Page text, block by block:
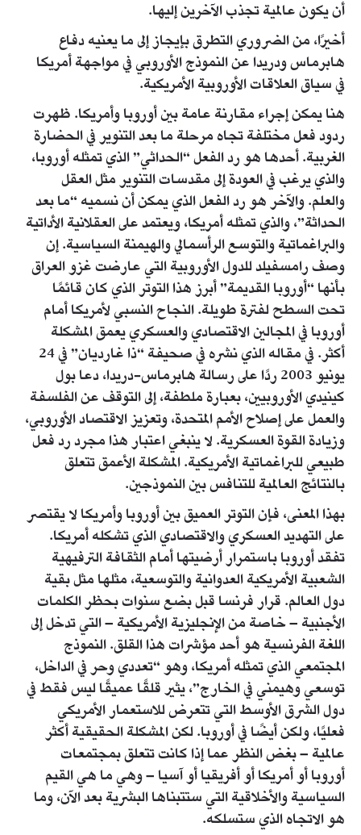
أن يكون عالمية تجذب الآخرين إليها.
أخيرًا، من الضروري التطرق بإيجاز إلى ما يعنيه دفاع
هابرماس ودريدا عن النموذج الأوروبي في مواجهة أمريكا
في سياق العلاقات الأوروبية الأمريكية.
هنا يمكن إجراء مقارنة عامة بين أوروبا وأمريكا. ظهرت
ردود فعل مختلفة تجاه مرحلة ما بعد التنوير في الحضارة
الغربية. أحدها هو رد الفعل “الحداثي” الذي تمثله أوروبا،
والذي يرغب في العودة إلى مقدسات التنوير مثل العقل
والعلم. والآخر هو رد الفعل الذي يمكن أن نسميه “ما بعد
الحداثة”، والذي تمثله أمريكا، ويعتمد على العقلانية الأداتية
والبراغماتية والتوسع الرأسمالي والهيمنة السياسية. إن
وصف رامسفيلد للدول الأوروبية التي عارضت غزو العراق
بأنها “أوروبا القديمة” أبرز هذا التوتر الذي كان قائمًا
تحت السطح لفترة طويلة. النجاح النسبي لأمريكا أمام
أوروبا في المجالين الاقتصادي والعسكري يعمق المشكلة
أكثر. في مقاله الذي نشره في صحيفة “ذا غارديان” في 24
يونيو 2003 ردًا على رسالة هابرماس-دريدا، دعا بول
كينيدي الأوروبيين، بعبارة ملطفة، إلى التوقف عن الفلسفة
والعمل على إصلاح الأمم المتحدة، وتعزيز الاقتصاد الأوروبي،
وزيادة القوة العسكرية. لا ينبغي اعتبار هذا مجرد رد فعل
طبيعي للبراغماتية الأمريكية. المشكلة الأعمق تتعلق
بالنتائج العالمية للتنافس بين النموذجين.
بهذا المعنى، فإن التوتر العميق بين أوروبا وأمريكا لا يقتصر
على التهديد العسكري والاقتصادي الذي تشكله أمريكا.
تفقد أوروبا باستمرار أرضيتها أمام الثقافة الترفيهية
الشعبية الأمريكية العدوانية والتوسعية، مثلها مثل بقية
دول العالم. قرار فرنسا قبل بضع سنوات بحظر الكلمات
الأجنبية – خاصة من الإنجليزية الأمريكية – التي تدخل إلى
اللغة الفرنسية هو أحد مؤشرات هذا القلق. النموذج
المجتمعي الذي تمثله أمريكا، وهو “تعددي وحر في الداخل،
توسعي وهيمني في الخارج”، يثير قلقًا عميقًا ليس فقط في
دول الشرق الأوسط التي تتعرض للاستعمار الأمريكي
فعليًا، ولكن أيضًا في أوروبا. لكن المشكلة الحقيقية أكثر
عالمية – بغض النظر عما إذا كانت تتعلق بمجتمعات
أوروبا أو أمريكا أو أفريقيا أو آسيا – وهي ما هي القيم
السياسية والأخلاقية التي ستتبناها البشرية بعد الآن، وما
هو الاتجاه الذي ستسلكه.